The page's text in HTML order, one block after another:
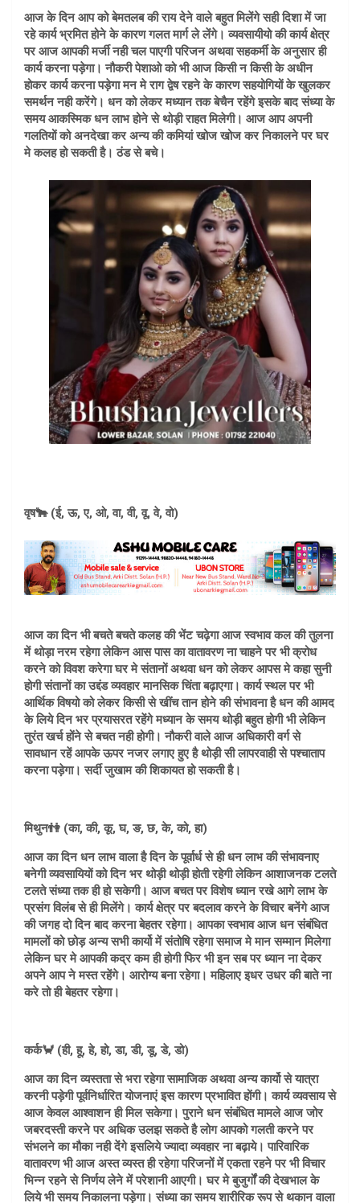
आज के दिन आप को बेमतलब की राय देने वाले बहुत मिलेंगे सही दिशा में जा
रहे कार्य भ्रमित होने के कारण गलत मार्ग ले लेंगे। व्यवसायीयो की कार्य क्षेत्र
पर आज आपकी मर्जी नही चल पाएगी परिजन अथवा सहकर्मी के अनुसार ही
कार्य करना पड़ेगा। नौकरी पेशाओ को भी आज किसी न किसी के अधीन
होकर कार्य करना पड़ेगा मन मे राग द्वेष रहने के कारण सहयोगियों के खुलकर
समर्थन नही करेंगे। धन को लेकर मध्यान तक बेचैन रहेंगे इसके बाद संध्या के
समय आकस्मिक धन लाभ होने से थोड़ी राहत मिलेगी। आज आप अपनी
गलतियों को अनदेखा कर अन्य की कमियां खोज खोज कर निकालने पर घर
मे कलह हो सकती है। ठंड से बचे।
वृष🐂 (ई, ऊ, ए, ओ, वा, वी, वू, वे, वो)
आज का दिन भी बचते बचते कलह की भेंट चढ़ेगा आज स्वभाव कल की तुलना
में थोड़ा नरम रहेगा लेकिन आस पास का वातावरण ना चाहने पर भी क्रोध
करने को विवश करेगा घर मे संतानों अथवा धन को लेकर आपस मे कहा सुनी
होगी संतानों का उद्दंड व्यवहार मानसिक चिंता बढ़ाएगा। कार्य स्थल पर भी
आर्थिक विषयो को लेकर किसी से खींच तान होने की संभावना है धन की आमद
के लिये दिन भर प्रयासरत रहेंगे मध्यान के समय थोड़ी बहुत होगी भी लेकिन
तुरंत खर्च होंने से बचत नही होगी। नौकरी वाले आज अधिकारी वर्ग से
सावधान रहें आपके ऊपर नजर लगाए हुए है थोड़ी सी लापरवाही से पश्चाताप
करना पड़ेगा। सर्दी जुखाम की शिकायत हो सकती है।
मिथुन👫 (का, की, कू, घ, ङ, छ, के, को, हा)
आज का दिन धन लाभ वाला है दिन के पूर्वार्ध से ही धन लाभ की संभावनाए
बनेगी व्यवसायियों को दिन भर थोड़ी थोड़ी होती रहेगी लेकिन आशाजनक टलते
टलते संध्या तक ही हो सकेगी। आज बचत पर विशेष ध्यान रखे आगे लाभ के
प्रसंग विलंब से ही मिलेंगे। कार्य क्षेत्र पर बदलाव करने के विचार बनेंगे आज
की जगह दो दिन बाद करना बेहतर रहेगा। आपका स्वभाव आज धन संबंधित
मामलों को छोड़ अन्य सभी कार्यो में संतोषि रहेगा समाज मे मान सम्मान मिलेगा
लेकिन घर मे आपकी कद्र कम ही होगी फिर भी इन सब पर ध्यान ना देकर
अपने आप ने मस्त रहेंगे। आरोग्य बना रहेगा। महिलाए इधर उधर की बाते ना
करे तो ही बेहतर रहेगा।
कर्क🦀 (ही, हू, हे, हो, डा, डी, डू, डे, डो)
आज का दिन व्यस्तता से भरा रहेगा सामाजिक अथवा अन्य कार्यो से यात्रा
करनी पड़ेगी पूर्वनिर्धारित योजनाएं इस कारण प्रभावित होंगी। कार्य व्यवसाय से
आज केवल आश्वाशन ही मिल सकेगा। पुराने धन संबंधित मामले आज जोर
जबरदस्ती करने पर अधिक उलझ सकते है लोग आपको गलती करने पर
संभलने का मौका नही देंगे इसलिये ज्यादा व्यवहार ना बढ़ाये। पारिवारिक
वातावरण भी आज अस्त व्यस्त ही रहेगा परिजनों में एकता रहने पर भी विचार
भिन्न रहने से निर्णय लेने में परेशानी आएगी। घर मे बुजुर्गों की देखभाल के
लिये भी समय निकालना पड़ेगा। संध्या का समय शारीरिक रूप से थकान वाला